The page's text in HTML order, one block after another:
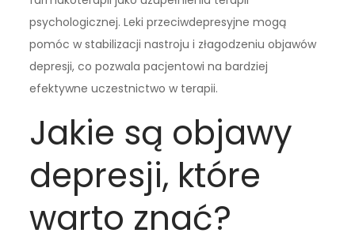
psychologicznej. Leki przeciwdepresyjne mogą
pomóc w stabilizacji nastroju i złagodzeniu objawów
depresji, co pozwala pacjentowi na bardziej
efektywne uczestnictwo w terapii.
Jakie są objawy
depresji, które
warto znać?